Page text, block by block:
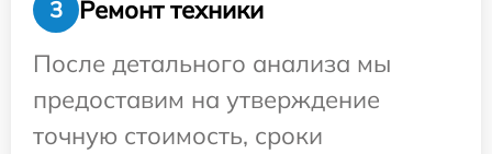
3
Ремонт техники
После детального анализа мы
предоставим на утверждение
точную стоимость, сроки